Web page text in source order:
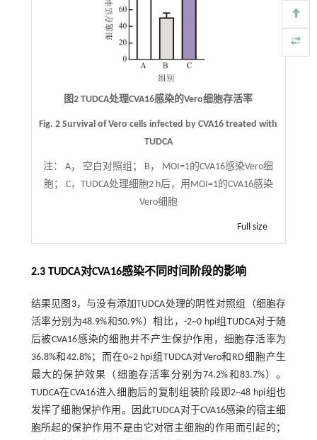
图2 TUDCA处理CVA16感染的Vero细胞存活率
Fig. 2 Survival of Vero cells infected by CVA16 treated with
TUDCA
注：
A， 空白对照组； B， MOI=1的CVA16感染Vero细
胞； C，TUDCA处理细胞2 h后，用MOI=1的CVA16感染
Vero细胞
Full size
2.3 TUDCA对CVA16感染不同时间阶段的影响
结果见图3，与没有添加TUDCA处理的阴性对照组（细胞存
活率分别为48.9%和50.9%）相比，-2~0 hpi组TUDCA对于随
后被CVA16感染的细胞并不产生保护作用，细胞存活率为
36.8%和42.8%；而在0~2 hpi组TUDCA对Vero和RD细胞产生
最大的保护效果（细胞存活率分别为74.2%和83.7%）。
TUDCA在CVA16进入细胞后的复制组装阶段即2~48 hpi组也
发挥了细胞保护作用。因此TUDCA对于CVA16感染的宿主细
胞所起的保护作用不是由它对宿主细胞的作用而引起的；